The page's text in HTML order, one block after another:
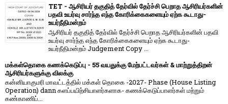
TET - ஆசிரியர் தகுதித் தேர்வில் தேர்ச்சி பெறாத ஆசிரியர்களின்
பதவி உயர்வு சார்ந்த எந்த கோரிக்கைகளையும் ஏற்க கூடாது-
உயர்நீதிமன்றம்
ஆசிரியர் தகுதித் தேர்வில் தேர்ச்சி பெறாத ஆசிரியர்களின் பதவி
உயர்வு சார்ந்த எந்த கோரிக்கைகளையும் ஏற்க கூடாது-
உயர்நீதிமன்றம் Judgement Copy ...
மக்கள்தொகை கணக்கெடுப்பு - 55 வயதுக்கு மேற்பட்டவர்கள் & மாற்றுத்திறன்
ஆசிரியர்களுக்கு விலக்கு
கன்னியாகுமரி மாவட்டத்தில் மக்கள் தொகை -2027- Phase (House Listing
Operation) dann களப்பயிற்சியாளர்களாக- கணக்கெடுப்பாளர்கள் மற்றும்
கண்காணிப்...